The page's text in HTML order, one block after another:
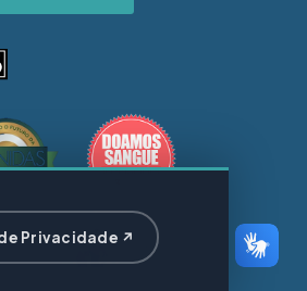
Privacidade ↗